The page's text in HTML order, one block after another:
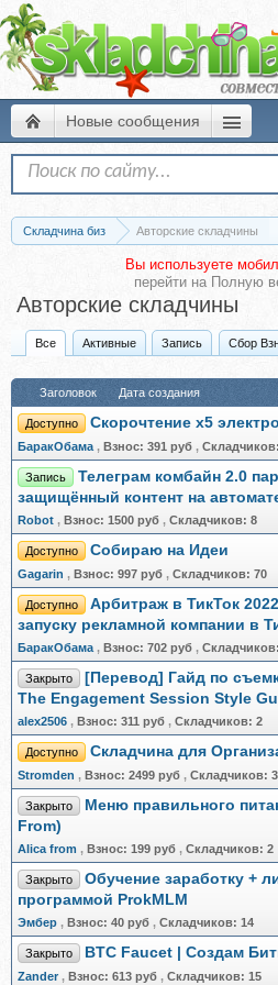
Новые сообщения
Складчина биз Авторские складчины
Вы используете
перейти на Полную
Авторские складчины
Все Активные Запись Сбор
Заголовок Дата создания
Доступно Скорочтение х5
БаракОбама , Взнос: 391 руб , Складчиков:
Запись
Телеграм комбайн 2.0
защищённый контент на
Robot , Взнос: 1500 руб , Складчиков: 8
Доступно Собираю на Идеи
Gagarin , Взнос: 997 руб , Складчиков: 70
Доступно
Арбитраж в ТикТок
запуску рекламной компании в
БаракОбама , Взнос: 702 руб , Складчиков:
Закрыто
[Перевод] Гайд по
The Engagement Session Style
alex2506 , Взнос: 311 руб , Складчиков: 2
Доступно Cкладчина для
Stromden , Взнос: 2499 руб , Складчиков:
Закрыто
Меню правильного
From)
Alica from , Взнос: 199 руб , Складчиков: 2
Закрыто
Обучение заработку +
программой ProkMLM
Эмбер , Взнос: 40 руб , Складчиков: 14
Закрыто BTC Faucet | Создам
Zander, Взнос: 613 руб , Складчиков: 15